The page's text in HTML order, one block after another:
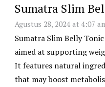
Sumatra Slim
Agustus 28, 2024 at 4:07
Sumatra Slim Belly Tonic
aimed at supporting
It features natural
that may boost